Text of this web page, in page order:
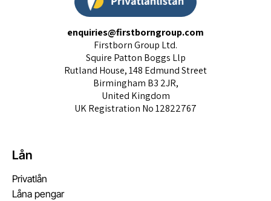
enquiries@firstborngroup.com
Firstborn Group Ltd.
Squire Patton Boggs Llp
Rutland House, 148 Edmund Street
Birmingham B3 2JR,
United Kingdom
UK Registration No 12822767
Lån
Privatlån
Låna pengar